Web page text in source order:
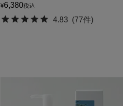
¥6,380税込
4.83 (77件)